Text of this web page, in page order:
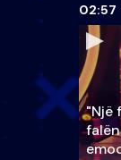
02:57
"Një